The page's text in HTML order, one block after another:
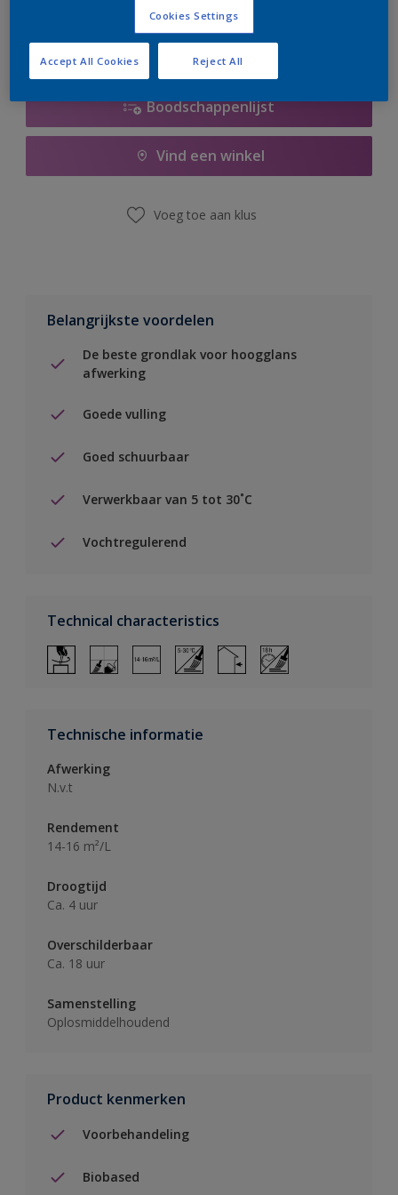
Boodschappenlijst
Vind een winkel
Voeg toe aan klus
Belangrijkste voordelen
De beste grondlak voor hoogglans
afwerking
Goede vulling
Goed schuurbaar
Verwerkbaar van 5 tot 30˚C
Vochtregulerend
Technical characteristics
Technische informatie
Afwerking
N.v.t
Rendement
14-16 m²/L
Droogtijd
Ca. 4 uur
Overschilderbaar
Ca. 18 uur
Samenstelling
Oplosmiddelhoudend
Product kenmerken
Voorbehandeling
Biobased
Cookies Settings
Reject All
Accept All Cookies